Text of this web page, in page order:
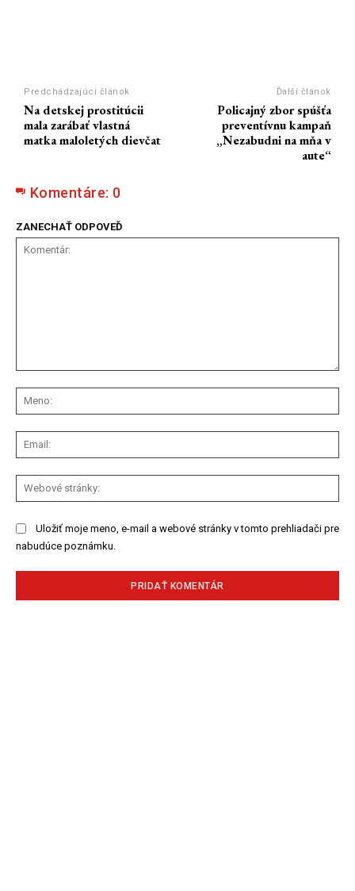
Predchádzajúci článok
Na detskej prostitúcii
mala zarábať vlastná
matka maloletých dievčat
Ďalší článok
Policajný zbor spúšťa
preventívnu kampaň
„Nezabudni na mňa v
aute“
Komentáre: 0
ZANECHAŤ ODPOVEĎ
Uložiť moje meno, e-mail a webové stránky v tomto prehliadači pre
nabudúce poznámku.